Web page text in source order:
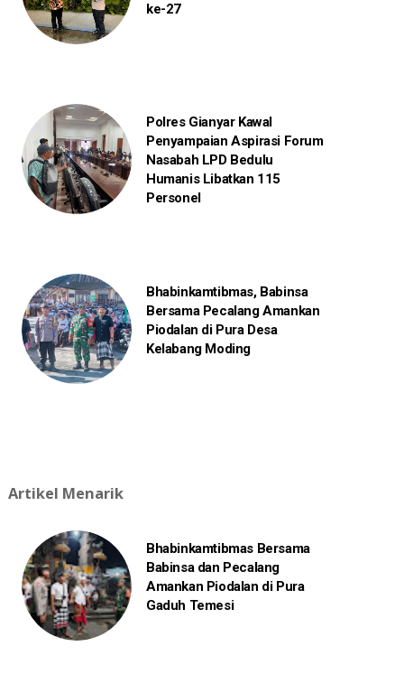
ke-27
Polres Gianyar Kawal
Penyampaian Aspirasi Forum
Nasabah LPD Bedulu
Humanis Libatkan 115
Personel
Bhabinkamtibmas, Babinsa
Bersama Pecalang Amankan
Piodalan di Pura Desa
Kelabang Moding
Artikel Menarik
Bhabinkamtibmas Bersama
Babinsa dan Pecalang
Amankan Piodalan di Pura
Gaduh Temesi